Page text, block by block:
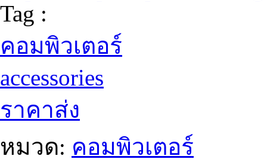
Tag :
คอมพิวเตอร์
accessories
ราคาส่ง
หมวด: คอมพิวเตอร์